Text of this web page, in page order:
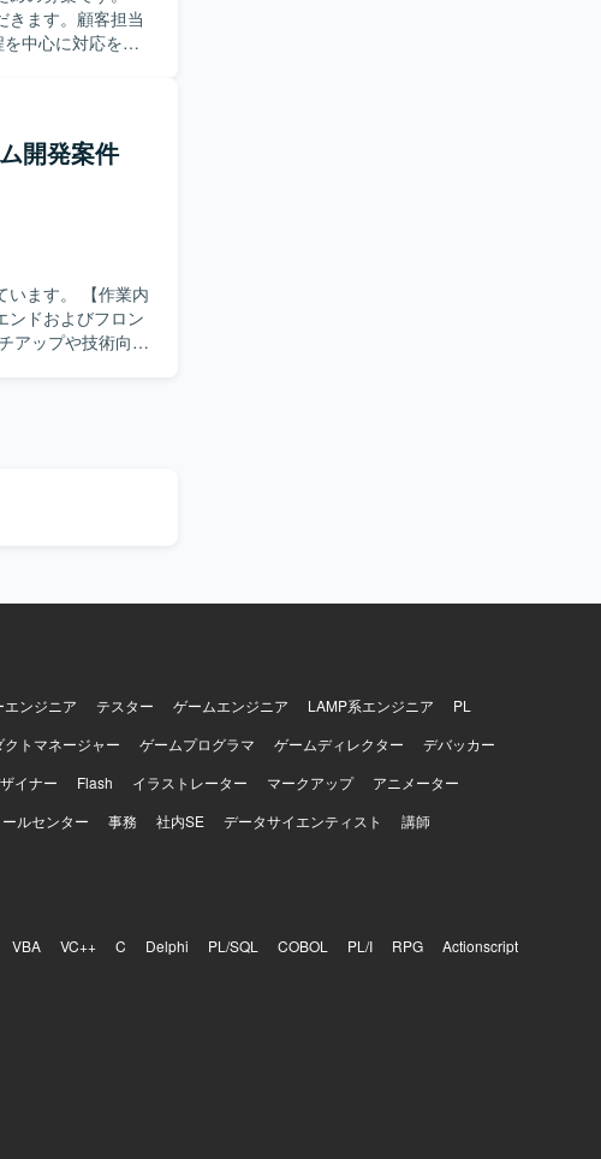
きます。顧客担当
中心に対応を進
持ち、主体的に
ジショ
上流工程の経験
ての役割を通じ
境での開発およ
開発案件
【作業内
ンドおよびフロン
ンジニア テスター ゲームエンジニア LAMP系エンジニア
PL
クトマネージャー ゲームプログラマ ゲームディレクター
デバッカー
イナー Flash イラストレーター マークアップ
アニメーター
ールセンター 事務 社内SE データサイエンティスト 講師
VBA VC++ C Delphi PL/SQL COBOL PL/I RPG
Actionscript